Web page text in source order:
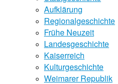
Aufklärung
Regionalgeschichte
Frühe Neuzeit
Landesgeschichte
Kaiserreich
Kulturgeschichte
Weimarer Republik